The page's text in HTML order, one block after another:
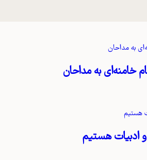
خامنه‌ای به مداحان
ادبیات هستیم